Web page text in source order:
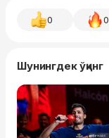
0 0
Шунингдек ўқинг